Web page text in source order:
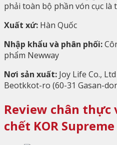
phải toàn bộ phần vón cục là
Xuất xứ: Hàn Quốc
Nhập khẩu và phân phối:
phẩm Newway
Nơi sản xuất: Joy Life Co.,
Beotkkot-ro (60-31 Gasan-
Review chân thực
chết KOR